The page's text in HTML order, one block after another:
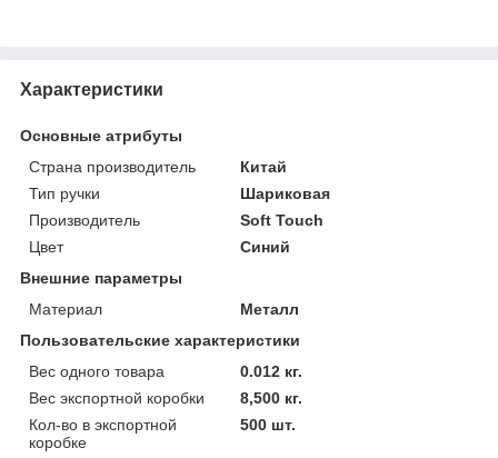
Характеристики
Основные атрибуты
Страна производитель
Китай
Тип ручки
Шариковая
Производитель
Soft Touch
Цвет
Синий
Внешние параметры
Материал
Металл
Пользовательские характеристики
Вес одного товара
0.012 кг.
Вес экспортной коробки
8,500 кг.
Кол-во в экспортной
коробке
500 шт.